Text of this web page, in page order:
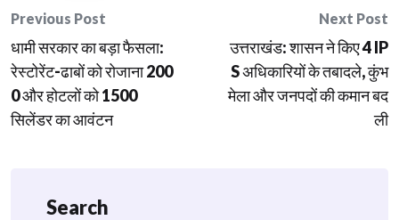
Post
navigation
Previous Post
धामी सरकार का बड़ा फैसला:
रेस्टोरेंट-ढाबों को रोजाना 200
0 और होटलों को 1500
सिलेंडर का आवंटन
Next Post
उत्तराखंड: शासन ने किए 4 IP
S अधिकारियों के तबादले, कुंभ
मेला और जनपदों की कमान बद
ली
Search